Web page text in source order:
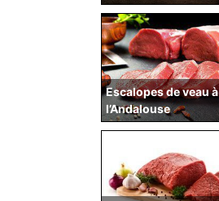
Escalopes de veau à
l’Andalouse